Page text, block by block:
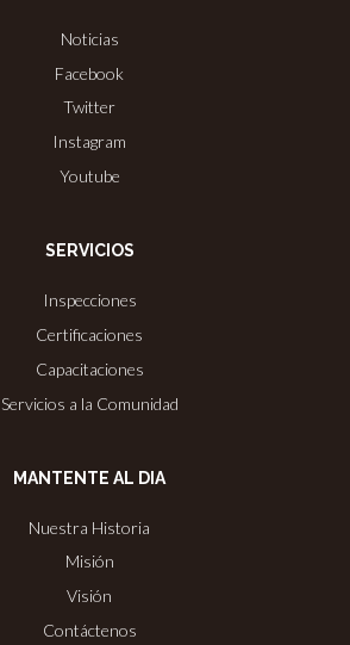
Noticias
Facebook
Twitter
Instagram
Youtube
SERVICIOS
Inspecciones
Certificaciones
Capacitaciones
Servicios a la Comunidad
MANTENTE AL DIA
Nuestra Historia
Misión
Visión
Contáctenos